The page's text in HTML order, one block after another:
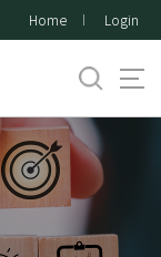
Home Login